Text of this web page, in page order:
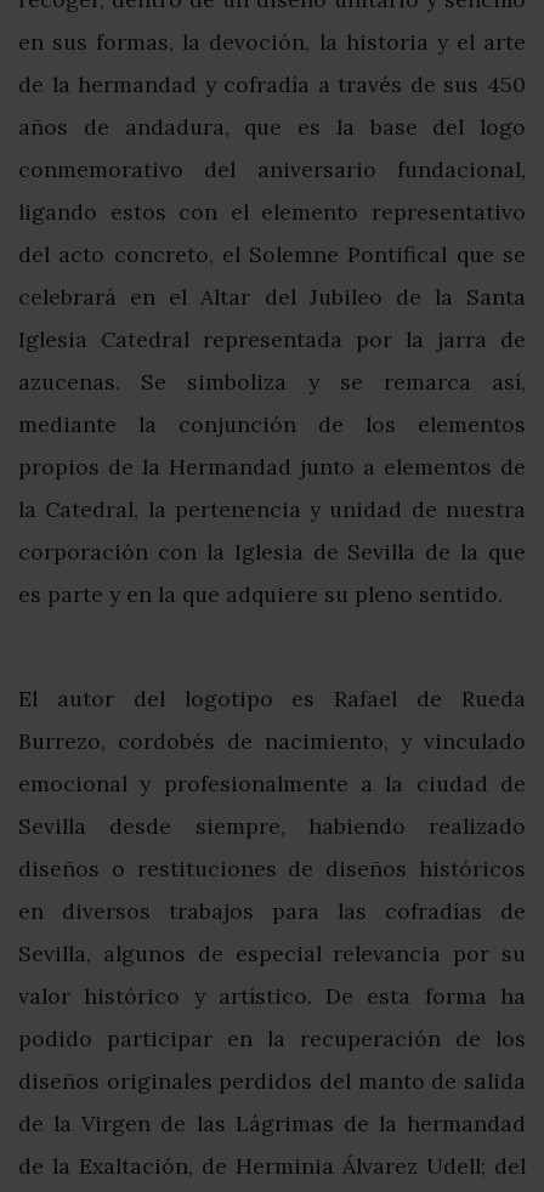
en sus formas, la devoción, la historia y el arte
de la hermandad y cofradía a través de sus 450
años de andadura, que es la base del logo
conmemorativo del aniversario fundacional,
ligando estos con el elemento representativo
del acto concreto, el Solemne Pontifical que se
celebrará en el Altar del Jubileo de la Santa
Iglesia Catedral representada por la jarra de
azucenas. Se simboliza y se remarca así,
mediante la conjunción de los elementos
propios de la Hermandad junto a elementos de
la Catedral, la pertenencia y unidad de nuestra
corporación con la Iglesia de Sevilla de la que
es parte y en la que adquiere su pleno sentido.
El autor del logotipo es Rafael de Rueda
Burrezo, cordobés de nacimiento, y vinculado
emocional y profesionalmente a la ciudad de
Sevilla desde siempre, habiendo realizado
diseños o restituciones de diseños históricos
en diversos trabajos para las cofradías de
Sevilla, algunos de especial relevancia por su
valor histórico y artístico. De esta forma ha
podido participar en la recuperación de los
diseños originales perdidos del manto de salida
de la Virgen de las Lágrimas de la hermandad
de la Exaltación, de Herminia Álvarez Udell; del